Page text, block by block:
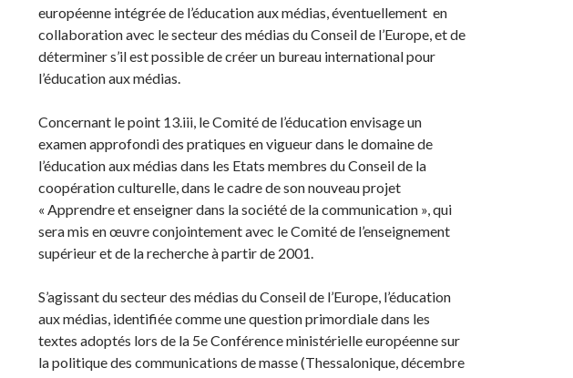
européenne intégrée de l’éducation aux médias, éventuellement en
collaboration avec le secteur des médias du Conseil de l’Europe, et de
déterminer s’il est possible de créer un bureau international pour
l’éducation aux médias.
Concernant le point 13.iii, le Comité de l’éducation envisage un
examen approfondi des pratiques en vigueur dans le domaine de
l’éducation aux médias dans les Etats membres du Conseil de la
coopération culturelle, dans le cadre de son nouveau projet
« Apprendre et enseigner dans la société de la communication », qui
sera mis en œuvre conjointement avec le Comité de l’enseignement
supérieur et de la recherche à partir de 2001.
S’agissant du secteur des médias du Conseil de l’Europe, l’éducation
aux médias, identifiée comme une question primordiale dans les
textes adoptés lors de la 5e Conférence ministérielle européenne sur
la politique des communications de masse (Thessalonique, décembre